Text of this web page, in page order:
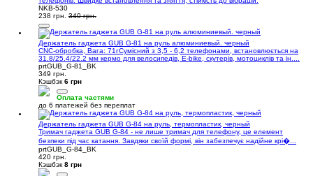
NKB-530
238 грн.
340 грн.
Держатель гаджета GUB G-81 на руль алюминиевый. черный
CNC-обробка, Вага: 71гСумісний з 3,5 - 6,2 телефонами, встановлюється на
31.8/25.4/22.2 мм кермо для велосипедів, Е-bike, скутерів, мотоциклів та ін....
prtGUB_G-81_BK
349 грн.
Кэшбэк 6 грн
Оплата частями
до 6 платежей без переплат
Держатель гаджета GUB G-84 на руль, термопластик, черный
Тримач гаджета GUB G-84 - не лише тримач для телефону, це елемент
безпеки під час катання. Завдяки своїй формі, він забезпечує надійне крі�...
prtGUB_G-84_BK
420 грн.
Кэшбэк 8 грн